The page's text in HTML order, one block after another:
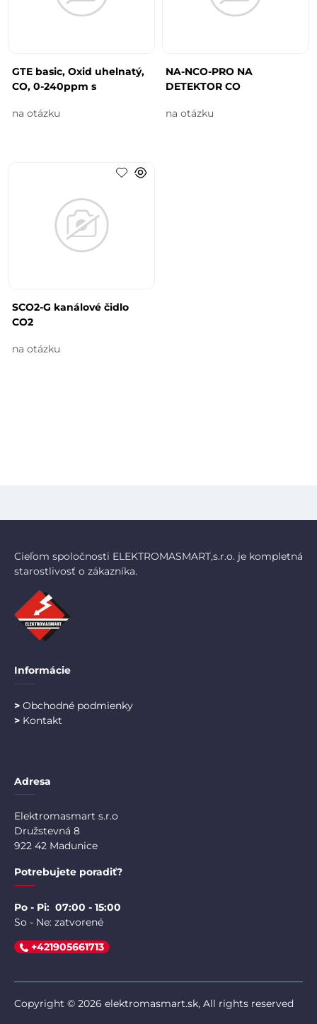
GTE basic, Oxid uhelnatý,
CO, 0-240ppm s
na otázku
NA-NCO-PRO NA
DETEKTOR CO
na otázku
SCO2-G kanálové čidlo
CO2
na otázku
Cieľom spoločnosti ELEKTROMASMART,s.r.o. je kompletná
starostlivosť o zákazníka.
Informácie
> Obchodné podmienky
> Kontakt
Adresa
Elektromasmart s.r.o
Družstevná 8
922 42 Madunice
Potrebujete poradiť?
Po - Pi: 07:00 - 15:00
So - Ne: zatvorené
+421905661713
Copyright © 2026 elektromasmart.sk, All rights reserved